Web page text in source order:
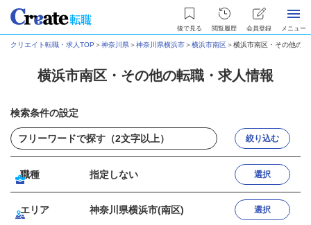
後で見る 閲覧履歴 会員登録 メニュー
クリエイト転職・求人TOP ＞神奈川県＞神奈川県横浜市＞横浜市南区＞横浜市南区・その他の
横浜市南区・その他の転職・求人情報
検索条件の設定
絞り込む
職種 指定しない 選択
エリア 神奈川県横浜市(南区) 選択